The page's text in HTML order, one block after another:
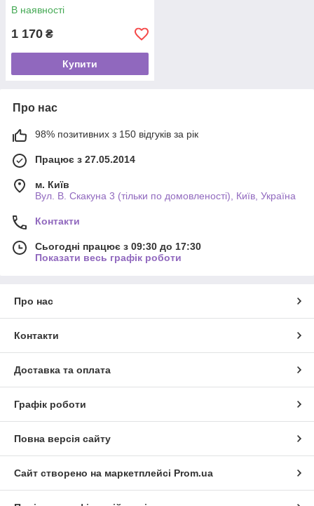
В наявності
1 170 ₴
Купити
Про нас
98% позитивних з 150 відгуків за рік
Працює з 27.05.2014
м. Київ
Вул. В. Скакуна 3 (тільки по домовленості), Київ, Україна
Контакти
Сьогодні працює з 09:30 до 17:30
Показати весь графік роботи
Про нас
Контакти
Доставка та оплата
Графік роботи
Повна версія сайту
Сайт створено на маркетплейсі Prom.ua